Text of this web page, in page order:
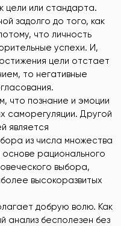
цели или стандарта.
задолго до того, как
что личность
успехи. И,
цели отстает
то негативные
что познание и эмоции
саморегуляции. Другой
является
из числа множества
рационального
выбора,
высокоразвитых
добрую волю. Как
анализ бесполезен без